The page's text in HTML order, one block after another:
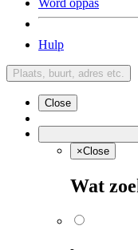
Hulp
Plaats, buurt, adres etc.
Close
×Close
Wat